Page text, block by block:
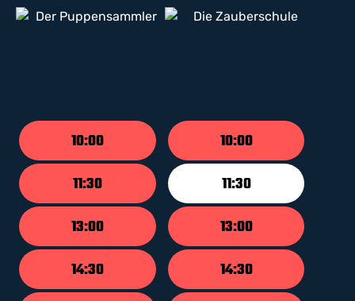
10:00
11:30
13:00
14:30
10:00
11:30
13:00
14:30